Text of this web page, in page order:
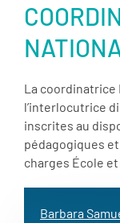
La coordinatrice
l’interlocutrice
inscrites au
pédagogiques
charges École et
Barbara